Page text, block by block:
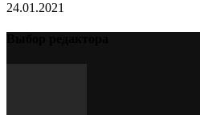
24.01.2021